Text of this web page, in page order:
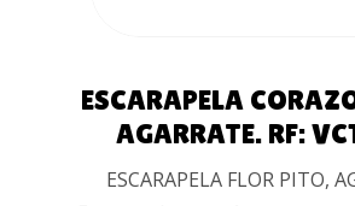
ESCARAPELA
AGARRATE. RF:
ESCARAPELA FLOR PITO,